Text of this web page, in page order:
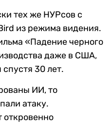
тех же НУРсов с
из режима видения.
«Падение черного
даже в США,
30 лет.
ИИ, то
атаку.